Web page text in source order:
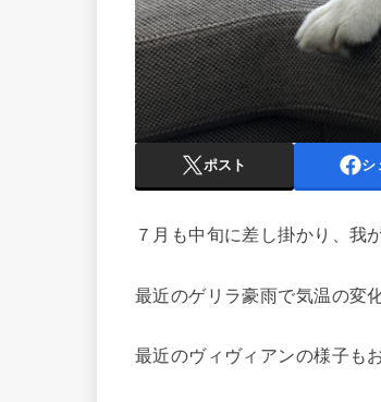
ポスト シ
７月も中旬に差し掛かり、我
最近のゲリラ豪雨で気温の変
最近のヴィヴィアンの様子も